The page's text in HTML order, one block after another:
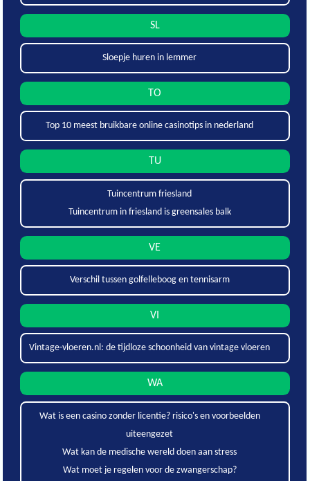
SL
Sloepje huren in lemmer
TO
Top 10 meest bruikbare online casinotips in nederland
TU
Tuincentrum friesland
Tuincentrum in friesland is greensales balk
VE
Verschil tussen golfelleboog en tennisarm
VI
Vintage-vloeren.nl: de tijdloze schoonheid van vintage vloeren
WA
Wat is een casino zonder licentie? risico's en voorbeelden
uiteengezet
Wat kan de medische wereld doen aan stress
Wat moet je regelen voor de zwangerschap?